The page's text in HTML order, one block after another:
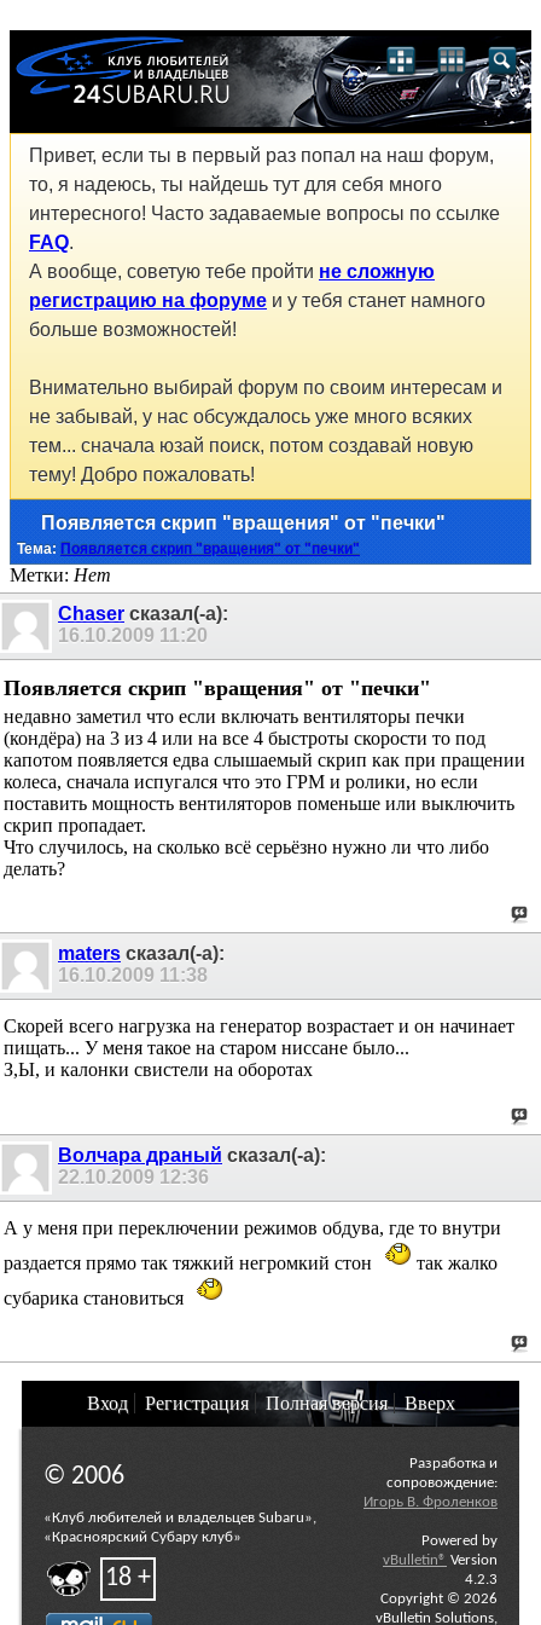
Привет, если ты в первый раз попал на наш форум,
то, я надеюсь, ты найдешь тут для себя много
интересного! Часто задаваемые вопросы по ссылке
FAQ.
А вообще, советую тебе пройти не сложную
регистрацию на форуме и у тебя станет намного
больше возможностей!
Внимательно выбирай форум по своим интересам и
не забывай, у нас обсуждалось уже много всяких
тем... сначала юзай поиск, потом создавай новую
тему! Добро пожаловать!
Появляется скрип "вращения" от "печки"
Тема: Появляется скрип "вращения" от "печки"
Метки: Нет
Chaser сказал(-а):
16.10.2009 11:20
Появляется скрип "вращения" от "печки"
недавно заметил что если включать вентиляторы печки
(кондёра) на 3 из 4 или на все 4 быстроты скорости то под
капотом появляется едва слышаемый скрип как при пращении
колеса, сначала испугался что это ГРМ и ролики, но если
поставить мощность вентиляторов поменьше или выключить
скрип пропадает.
Что случилось, на сколько всё серьёзно нужно ли что либо
делать?
maters сказал(-а):
16.10.2009 11:38
Скорей всего нагрузка на генератор возрастает и он начинает
пищать... У меня такое на старом ниссане было...
З,Ы, и калонки свистели на оборотах
Волчара драный сказал(-а):
22.10.2009 12:36
А у меня при переключении режимов обдува, где то внутри
раздается прямо так тяжкий негромкий стон
так жалко
субарика становиться
Вход Регистрация Полная версия Вверх
© 2006
«Клуб любителей и владельцев Subaru»,
«Красноярский Субару клуб»
18 +
Разработка и
сопровождение:
Игорь В. Фроленков
Powered by
vBulletin® Version
4.2.3
Copyright © 2026
vBulletin Solutions,